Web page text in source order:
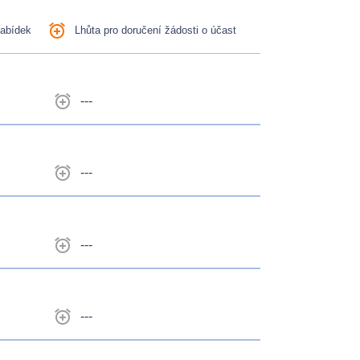
alarm_add Lhůta pro doručení žádosti o účast
alarm_add ---
alarm_add ---
alarm_add ---
alarm_add ---